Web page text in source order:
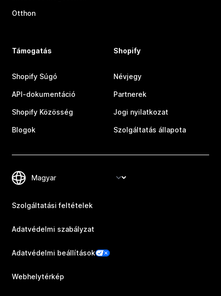
Otthon
Támogatás
Shopify Súgó
API-dokumentáció
Shopify Közösség
Blogok
Shopify
Névjegy
Partnerek
Jogi nyilatkozat
Szolgáltatás állapota
Szolgáltatási feltételek
Adatvédelmi szabályzat
Adatvédelmi beállítások
Webhelytérkép